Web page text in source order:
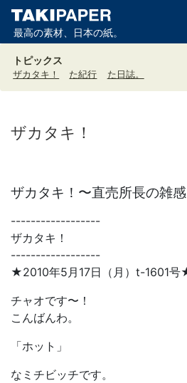
最高の素材、日本の紙。
トピックス
ザカタキ！ た紀行 た日誌。
ザカタキ！
ザカタキ！〜直売所長の雑
------------------
ザカタキ！
------------------
★2010年5月17日（月）t-1601号
チャオです〜！
こんばんわ。
「ホット」
なミチビッチです。